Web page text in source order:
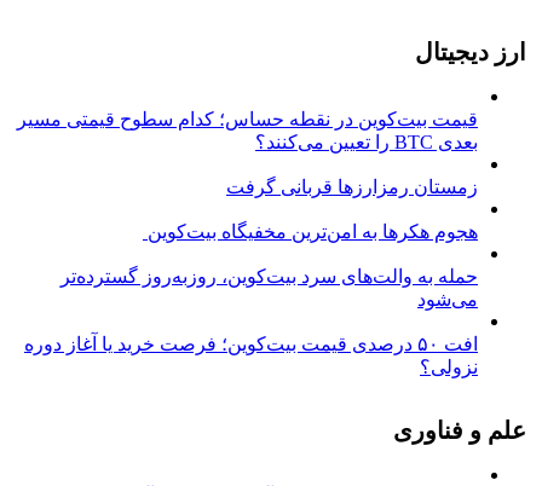
ارز دیجیتال
قیمت بیت‌کوین در نقطه حساس؛ کدام سطوح قیمتی مسیر
بعدی BTC را تعیین می‌کنند؟
زمستان رمزارزها قربانی گرفت
هجوم هکرها به امن‌ترین مخفیگاه بیت‌کوین
حمله به والت‌های سرد بیت‌کوین، روزبه‌روز گسترده‌تر
می‌شود
افت ۵۰ درصدی قیمت بیت‌کوین؛ فرصت خرید یا آغاز دوره
نزولی؟
علم و فناوری